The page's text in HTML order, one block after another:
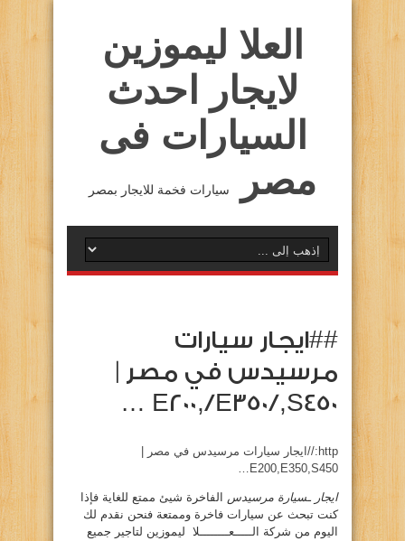
العلا ليموزين
لايجار احدث
السيارات فى
مصر
سيارات فخمة للايجار بمصر
##ايجار سيارات
مرسيدس في مصر |
E200,/E350/,S450 …
http://ايجار سيارات مرسيدس في مصر |
E200,E350,S450…
ايجار ـسيارة مرسيدس الفاخرة شيئ ممتع للغاية فإذا
كنت تبحث عن سيارات فاخرة وممتعة فنحن نقدم لك
اليوم من شركة الـــــعــــــــلا ليموزين لتاجير جميع